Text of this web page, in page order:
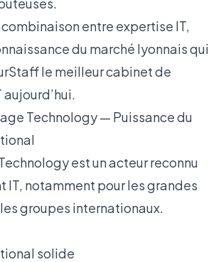
entre expertise IT,
du marché lyonnais qui
le meilleur cabinet de
Technology — Puissance du
est un acteur reconnu
IT, notamment pour les grandes
groupes internationaux.
solide